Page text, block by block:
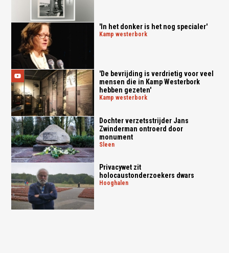
'In het donker is het nog specialer'
kamp westerbork
'De bevrijding is verdrietig voor veel
mensen die in Kamp Westerbork
hebben gezeten'
kamp westerbork
Dochter verzetsstrijder Jans
Zwinderman ontroerd door
monument
sleen
Privacywet zit
holocaustonderzoekers dwars
hooghalen